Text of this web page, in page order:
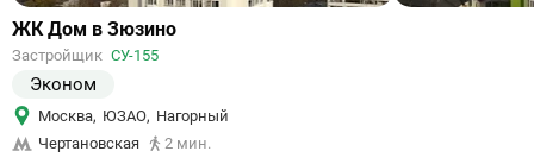
Ссылка
объект
ЖК Дом в Зюзино
Застройщик СУ-155
Эконом
Москва, ЮЗАО, Нагорный
Чертановская
2 мин.